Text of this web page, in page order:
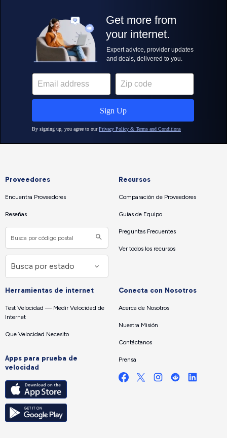
Proveedores
Encuentra Proveedores
Reseñas
Recursos
Comparación de Proveedores
Guías de Equipo
Preguntas Frecuentes
Ver todos los recursos
Herramientas de internet
Test Velocidad — Medir Velocidad de
Internet
Que Velocidad Necesito
Apps para prueba de
velocidad
Conecta con Nosotros
Acerca de Nosotros
Nuestra Misión
Contáctanos
Prensa